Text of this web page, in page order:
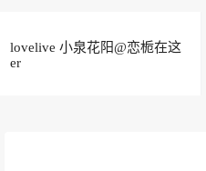
lovelive 小泉花阳@恋栀在这
er